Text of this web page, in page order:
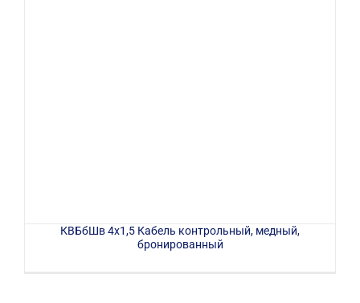
КВБбШв 4х1,5 Кабель контрольный, медный,
бронированный